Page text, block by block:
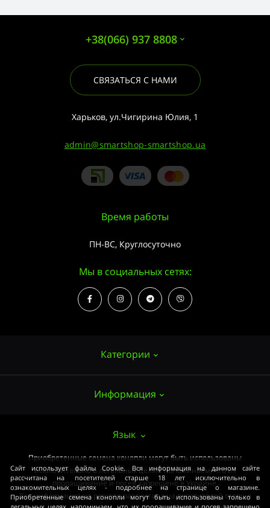
+38(066) 937 8808
СВЯЗАТЬСЯ С НАМИ
Харьков, ул.Чигирина Юлия, 1
admin@smartshop-smartshop.ua
Категории
Мощные сорта
Медицинские сорта
Начинающим
Информация
Публичный договор (ОФЕРТА)
Оплата и доставка
Условия соглашения
Время работы
ПН-ВС, Круглосуточно
Мы в социальных сетях:
Язык
Приобретенные семена конопли могут быть использованы
исключительно в легальных целях. Напоминаем, что их
проращивание и посев запрещено в Украине.
Вся информация на ресурсе рассчитана на посетителей старше
Сайт использует файлы Cookie. Вся информация на данном сайте
рассчитана на посетителей старше 18 лет исключительно в
ознакомительных целях - подробнее на странице о магазине.
Приобретенные семена конопли могут быть использованы только в